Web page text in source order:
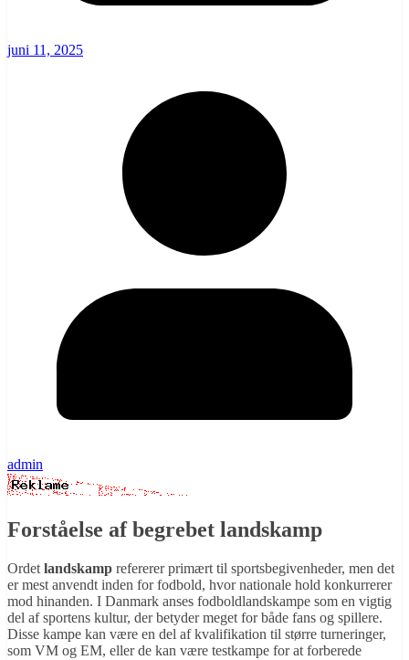
juni 11, 2025
admin
Forståelse af begrebet landskamp
Ordet landskamp refererer primært til sportsbegivenheder, men det
er mest anvendt inden for fodbold, hvor nationale hold konkurrerer
mod hinanden. I Danmark anses fodboldlandskampe som en vigtig
del af sportens kultur, der betyder meget for både fans og spillere.
Disse kampe kan være en del af kvalifikation til større turneringer,
som VM og EM, eller de kan være testkampe for at forberede